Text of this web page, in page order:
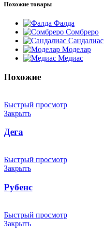
Похожие товары
Фалда
Сомбреро
Сандалиас
Моделар
Медиас
Похожие
Быстрый просмотр
Закрыть
Дега
Быстрый просмотр
Закрыть
Рубенс
Быстрый просмотр
Закрыть